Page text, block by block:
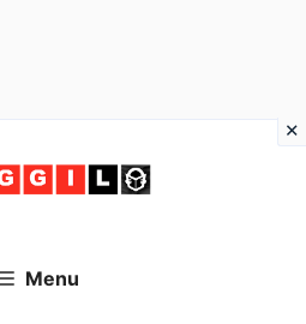
Menu